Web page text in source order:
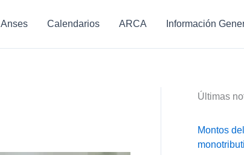
Anses Calendarios ARCA Información
Últimas
Montos